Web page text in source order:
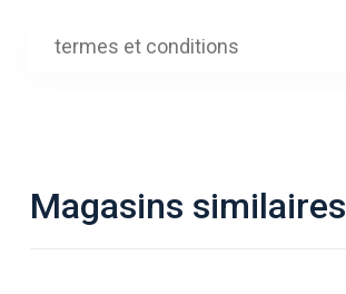
termes et conditions
Magasins similaires